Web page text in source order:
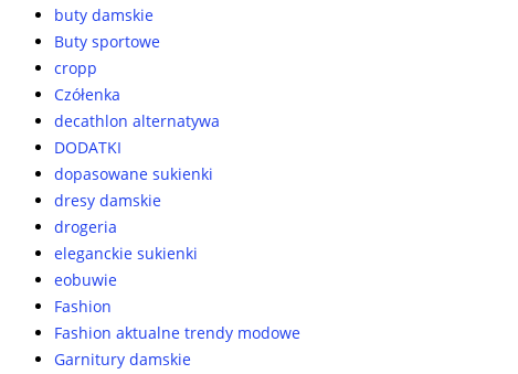
buty damskie
Buty sportowe
cropp
Czółenka
decathlon alternatywa
DODATKI
dopasowane sukienki
dresy damskie
drogeria
eleganckie sukienki
eobuwie
Fashion
Fashion aktualne trendy modowe
Garnitury damskie